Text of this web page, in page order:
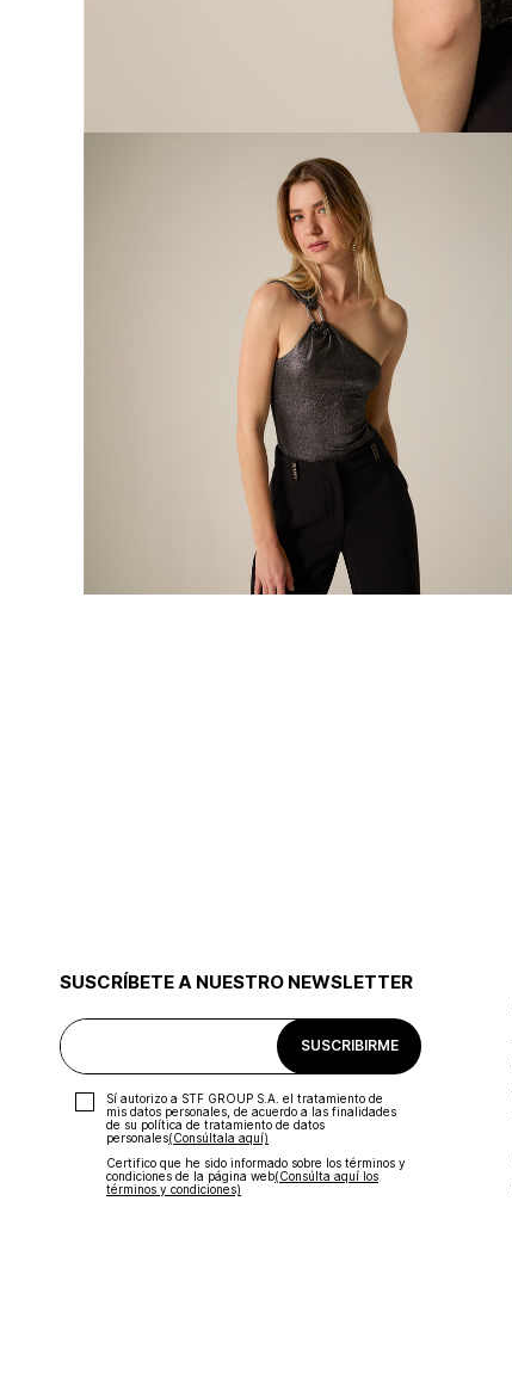
SUSCRÍBETE A NUESTRO NEWSLETTER
SUSCRIBIRME
Sí autorizo a STF GROUP S.A. el tratamiento de
mis datos personales, de acuerdo a las finalidades
de su política de tratamiento de datos
personales‎(Consúltala aquí)
Certifico que he sido informado sobre los términos y
condiciones de la página web‎(Consúlta aquí los
términos y condiciones)